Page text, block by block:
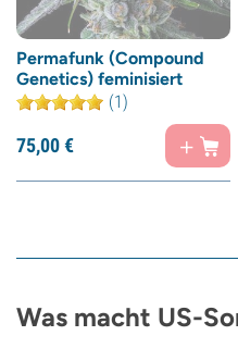
Permafunk (Compound
Genetics) feminisiert
(1)
75,00€
Was macht US-